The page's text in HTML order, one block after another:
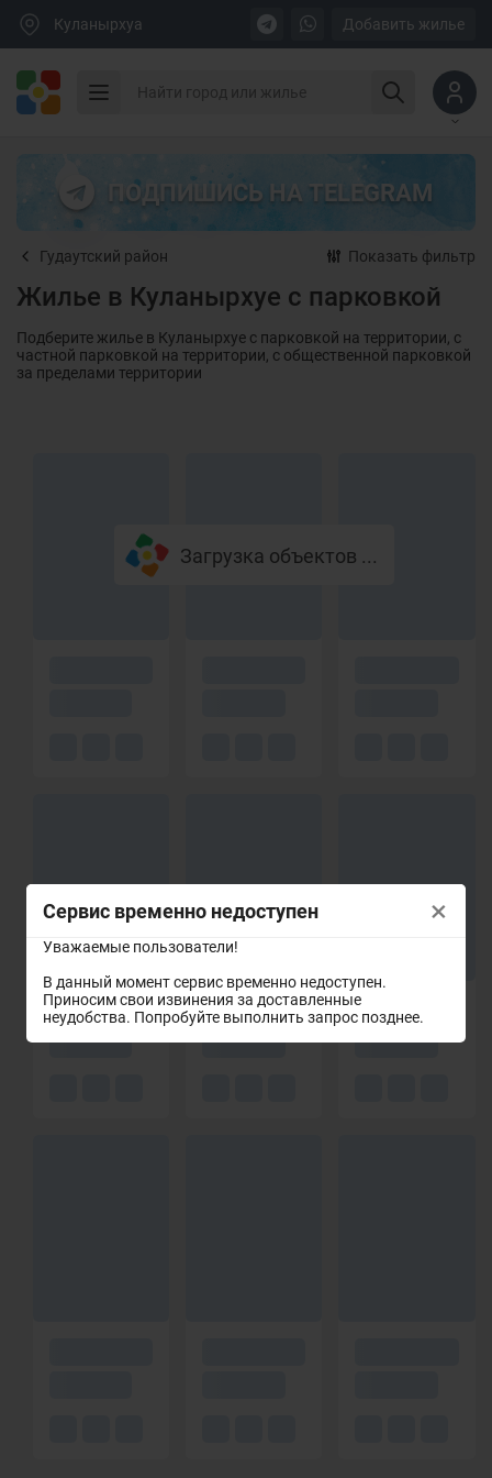
Сервис временно недоступен
Уважаемые пользователи!
В данный момент сервис временно недоступен.
Приносим свои извинения за доставленные
неудобства. Попробуйте выполнить запрос позднее.
×
Куланырхуа Добавить жилье
ПОДПИШИСЬ НА TELEGRAM
Гудаутский район Показать фильтр
Жилье в Куланырхуе с парковкой
Подберите жилье в Куланырхуе с парковкой на территории, с
частной парковкой на территории, с общественной парковкой
за пределами территории
Загрузка объектов ...